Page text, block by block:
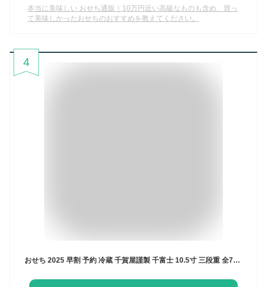
本当に美味しい おせち通販｜10万円近い高級なものも含め、買っ
て美味しかったおせちのおすすめを教えてください。
4
おせち 2025 早割 予約 冷蔵 千賀屋謹製 千富士 10.5寸 三段重 全72品 6〜7人前 千賀屋 送料無料 和風 御節 おせち料理 2024